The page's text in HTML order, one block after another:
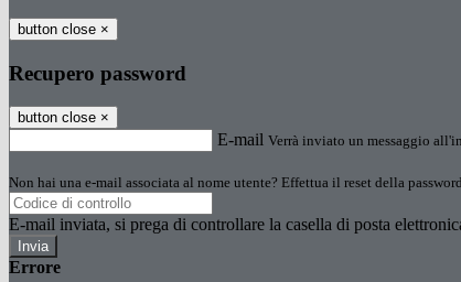
button close ×
Recupero password
button close ×
E-mail Verrà inviato un messaggio
Non hai una e-mail associata al nome utente? Effettua il reset della
E-mail inviata, si prega di controllare la casella di posta
Errore